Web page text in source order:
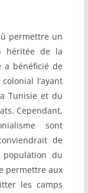
permettre un
héritée de la
a bénéficié de
l’ayant
Tunisie et du
Cependant,
sont
de
du
permettre aux
les camps